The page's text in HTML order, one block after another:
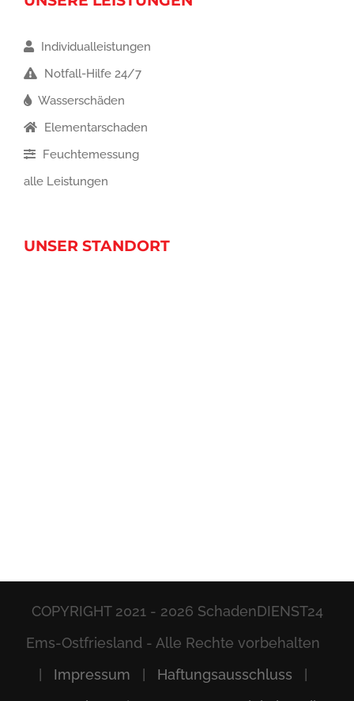
Individualleistungen
Notfall-Hilfe 24/7
Wasserschäden
Elementarschaden
Feuchtemessung
alle Leistungen
UNSER STANDORT
COPYRIGHT 2021 - 2026 SchadenDIENST24
Ems-Ostfriesland - Alle Rechte vorbehalten
| Impressum | Haftungsausschluss |